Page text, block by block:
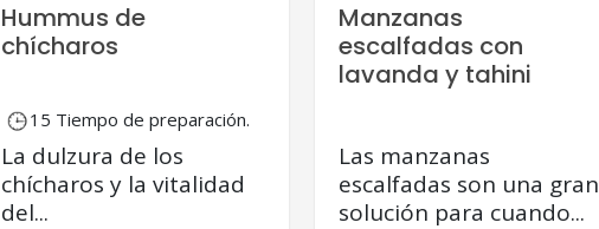
Hummus de
chícharos
15 Tiempo de preparación.
La dulzura de los
chícharos y la vitalidad
del...
Manzanas
escalfadas con
lavanda y tahini
Las manzanas
escalfadas son una gran
solución para cuando...